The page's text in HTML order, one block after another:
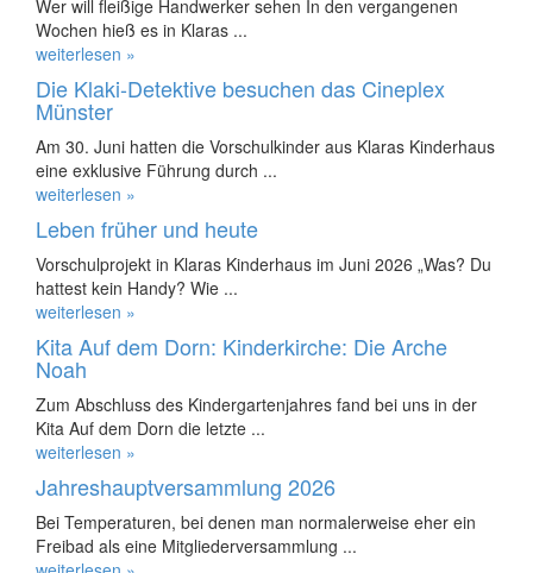
Wer will fleißige Handwerker sehen In den vergangenen
Wochen hieß es in Klaras ...
weiterlesen »
Die Klaki-Detektive besuchen das Cineplex
Münster
Am 30. Juni hatten die Vorschulkinder aus Klaras Kinderhaus
eine exklusive Führung durch ...
weiterlesen »
Leben früher und heute
Vorschulprojekt in Klaras Kinderhaus im Juni 2026 „Was? Du
hattest kein Handy? Wie ...
weiterlesen »
Kita Auf dem Dorn: Kinderkirche: Die Arche
Noah
Zum Abschluss des Kindergartenjahres fand bei uns in der
Kita Auf dem Dorn die letzte ...
weiterlesen »
Jahreshauptversammlung 2026
Bei Temperaturen, bei denen man normalerweise eher ein
Freibad als eine Mitgliederversammlung ...